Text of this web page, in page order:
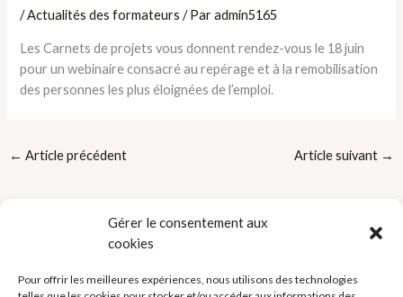
Gérer le consentement aux
cookies
Pour offrir les meilleures expériences, nous utilisons des technologies
/Actualités des formateurs / Paradmin5165
Les Carnets de projets vous donnent rendez-vous le 18 juin
pour un webinaire consacré au repérage et à la remobilisation
des personnes les plus éloignées de l’emploi.
← Article précédent Article suivant →